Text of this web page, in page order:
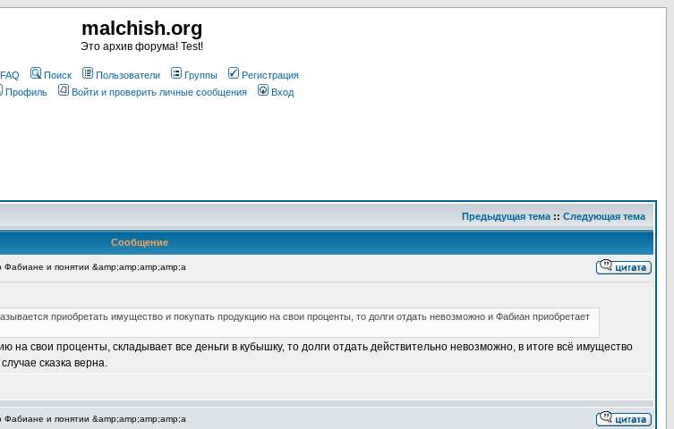
malchish.org
Это архив форума! Test!
FAQ Поиск Пользователи Группы
Регистрация
Профиль
Войти и проверить личные сообщения Вход
Предыдущая тема :: Следующая тема
Сообщение
и понятии &amp;amp;amp;amp;a
приобретать имущество и покупать продукцию на свои проценты, то долги отдать невозможно и Фабиан приобретает
свои проценты, складывает все деньги в кубышку, то долги отдать действительно невозможно, в итоге всё имущество
сказка верна.
и понятии &amp;amp;amp;amp;a